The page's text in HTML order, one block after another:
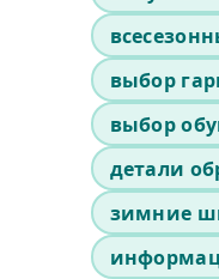
выбор
выбор
детали
зимние